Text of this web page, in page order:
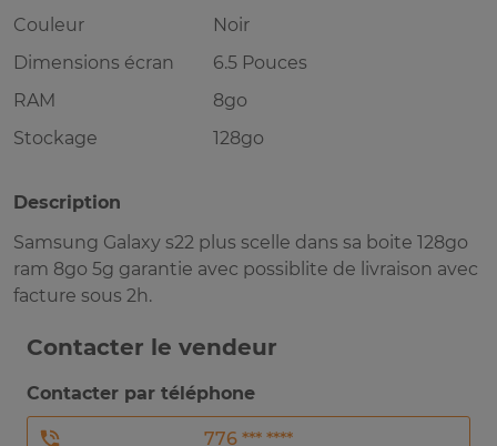
Couleur
Noir
Dimensions écran
6.5 Pouces
RAM
8go
Stockage
128go
Description
Samsung Galaxy s22 plus scelle dans sa boite 128go
ram 8go 5g garantie avec possiblite de livraison avec
facture sous 2h.
Contacter le vendeur
Contacter par téléphone
776 *** ****